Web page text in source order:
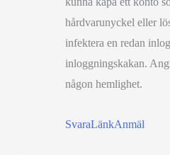
hårdvarunyckel eller
infektera en redan
inloggningskakan.
någon hemlighet.
SvaraLänkAnmäl